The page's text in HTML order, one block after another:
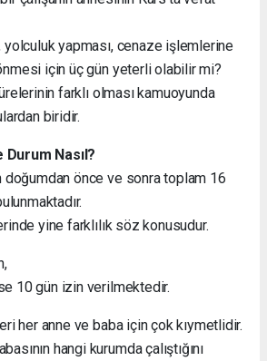
yolculuk yapması, cenaze işlemlerine
için üç gün yeterli olabilir mi?
farklı olması kamuoyunda
biridir.
Nasıl?
doğumdan önce ve sonra toplam 16
yine farklılık söz konusudur.
10 gün izin verilmektedir.
her anne ve baba için çok kıymetlidir.
hangi kurumda çalıştığını